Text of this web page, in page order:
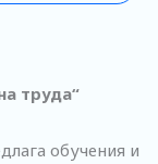
труда“
обучения и